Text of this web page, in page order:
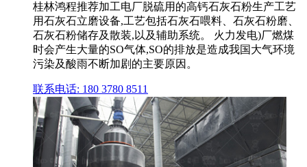
桂林鸿程推荐加工电厂脱硫用的高钙石灰石粉生产工艺
用石灰石立磨设备,工艺包括石灰石喂料、石灰石粉磨、
石灰石粉储存及散装,以及辅助系统。 火力发电)厂燃煤
时会产生大量的SO气体,SO的排放是造成我国大气环境
污染及酸雨不断加剧的主要原因。
联系电话: 180 3780 8511